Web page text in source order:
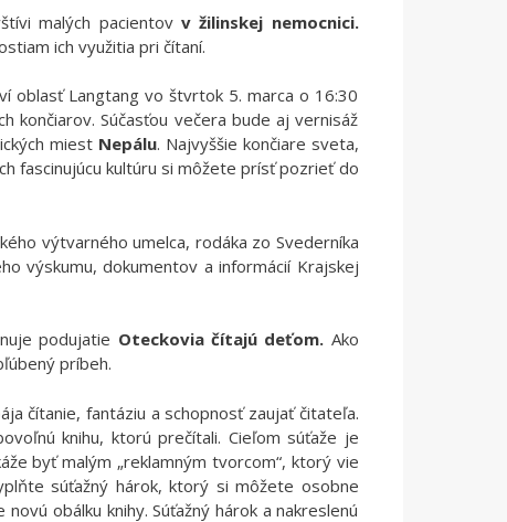
malých pacientov v žilinskej nemocnici.
ich využitia pri čítaní.
oblasť Langtang vo štvrtok 5. marca o 16:30
končiarov. Súčasťou večera bude aj vernisáž
miest Nepálu. Najvyššie končiare sveta,
fascinujúcu kultúru si môžete prísť pozrieť do
výtvarného umelca, rodáka zo Svederníka
výskumu, dokumentov a informácií Krajskej
podujatie Oteckovia čítajú deťom. Ako
príbeh.
čítanie, fantáziu a schopnosť zaujať čitateľa.
knihu, ktorú prečítali. Cieľom súťaže je
byť malým „reklamným tvorcom“, ktorý vie
súťažný hárok, ktorý si môžete osobne
obálku knihy. Súťažný hárok a nakreslenú